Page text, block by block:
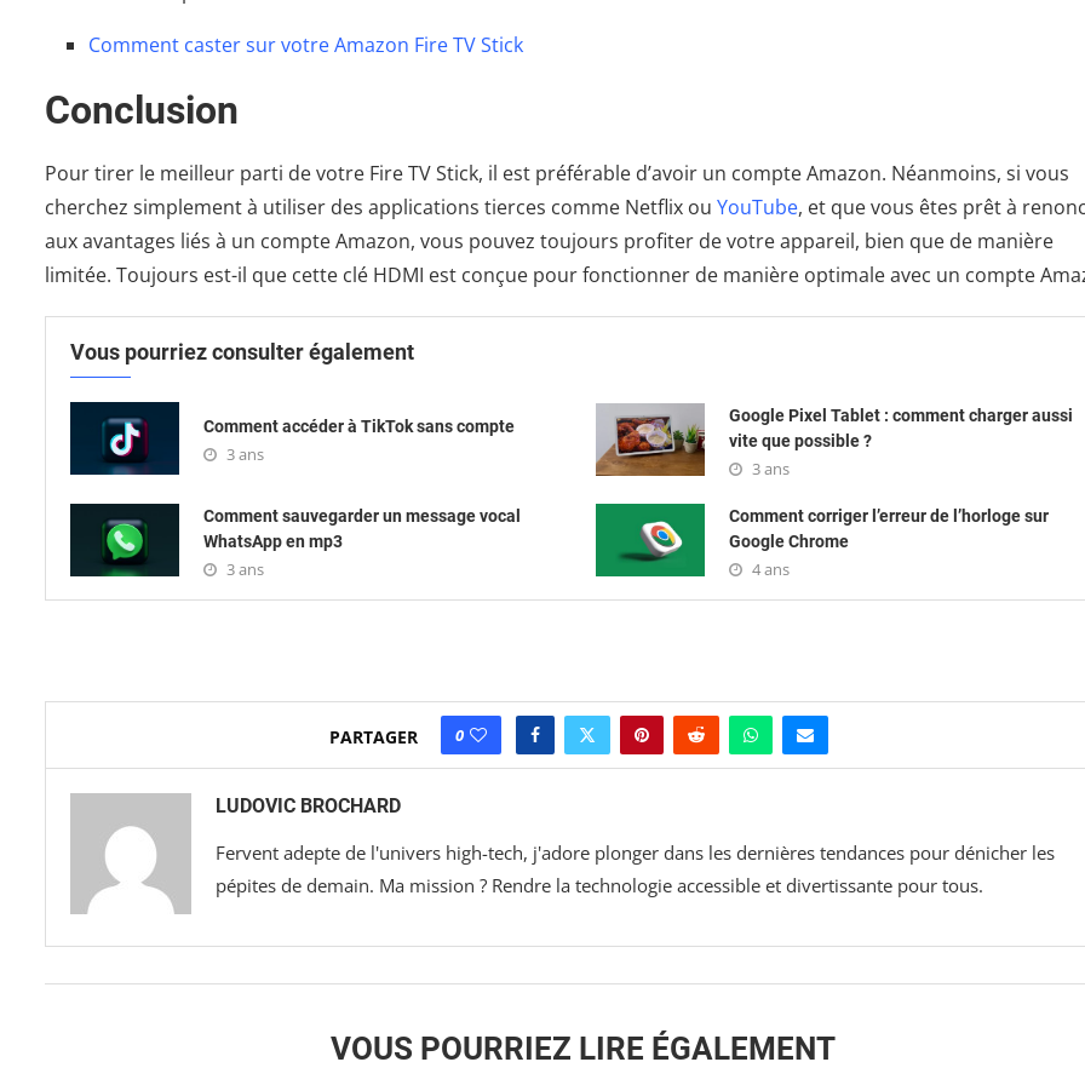
Comment caster sur votre Amazon Fire TV Stick
Conclusion
Pour tirer le meilleur parti de votre Fire TV Stick, il est préférable d’avoir un compte Amazon. Néanmoins, si vous
cherchez simplement à utiliser des applications tierces comme Netflix ou YouTube, et que vous êtes prêt à
aux avantages liés à un compte Amazon, vous pouvez toujours profiter de votre appareil, bien que de manière
limitée. Toujours est-il que cette clé HDMI est conçue pour fonctionner de manière optimale avec un compte
Vous pourriez consulter également
Comment accéder à TikTok sans compte
3 ans
Google Pixel Tablet : comment charger aussi
vite que possible ?
3 ans
Comment sauvegarder un message vocal
WhatsApp en mp3
3 ans
Comment corriger l’erreur de l’horloge sur
Google Chrome
4 ans
PARTAGER 0
LUDOVIC BROCHARD
Fervent adepte de l'univers high-tech, j'adore plonger dans les dernières tendances pour dénicher les
pépites de demain. Ma mission ? Rendre la technologie accessible et divertissante pour tous.
VOUS POURRIEZ LIRE ÉGALEMENT